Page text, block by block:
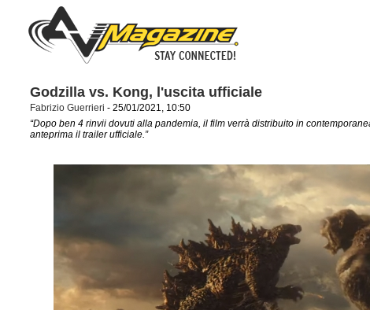
Godzilla vs. Kong, l'uscita ufficiale
Fabrizio Guerrieri - 25/01/2021, 10:50
“Dopo ben 4 rinvii dovuti alla pandemia, il film verrà distribuito in
anteprima il trailer ufficiale.”